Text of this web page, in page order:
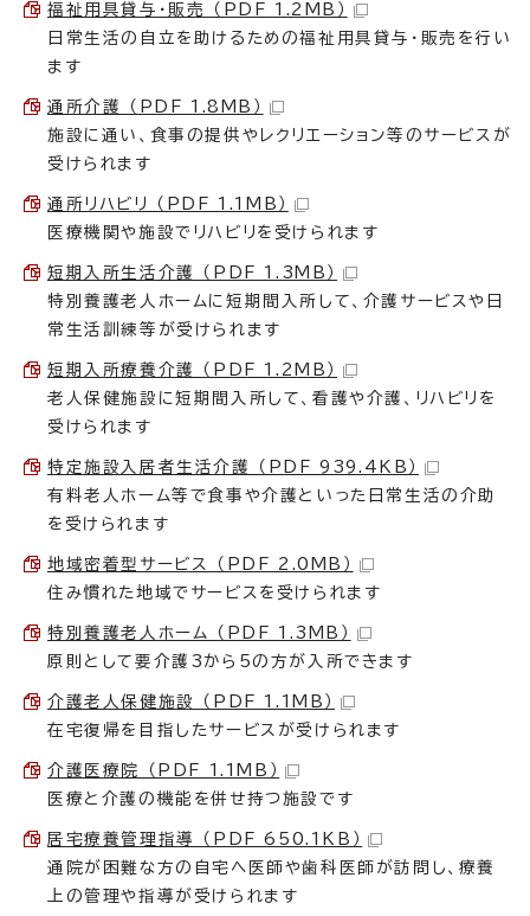
福祉用具貸与・販売 （PDF 1.2MB）
日常生活の自立を助けるための福祉用具貸与・販売を行い
ます
通所介護 （PDF 1.8MB）
施設に通い、食事の提供やレクリエーション等のサービスが
受けられます
通所リハビリ （PDF 1.1MB）
医療機関や施設でリハビリを受けられます
短期入所生活介護 （PDF 1.3MB）
特別養護老人ホームに短期間入所して、介護サービスや日
常生活訓練等が受けられます
短期入所療養介護 （PDF 1.2MB）
老人保健施設に短期間入所して、看護や介護、リハビリを
受けられます
特定施設入居者生活介護 （PDF 939.4KB）
有料老人ホーム等で食事や介護といった日常生活の介助
を受けられます
地域密着型サービス （PDF 2.0MB）
住み慣れた地域でサービスを受けられます
特別養護老人ホーム （PDF 1.3MB）
原則として要介護3から5の方が入所できます
介護老人保健施設 （PDF 1.1MB）
在宅復帰を目指したサービスが受けられます
介護医療院 （PDF 1.1MB）
医療と介護の機能を併せ持つ施設です
居宅療養管理指導 （PDF 650.1KB）
通院が困難な方の自宅へ医師や歯科医師が訪問し、療養
上の管理や指導が受けられます